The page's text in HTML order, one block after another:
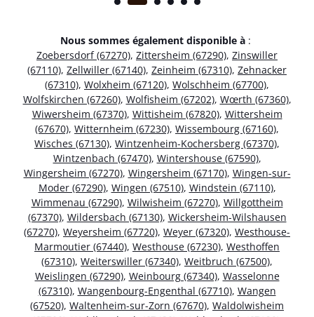
Nous sommes également disponible à :
Zoebersdorf (67270), Zittersheim (67290), Zinswiller
(67110), Zellwiller (67140), Zeinheim (67310), Zehnacker
(67310), Wolxheim (67120), Wolschheim (67700),
Wolfskirchen (67260), Wolfisheim (67202), Wœrth (67360),
Wiwersheim (67370), Wittisheim (67820), Wittersheim
(67670), Witternheim (67230), Wissembourg (67160),
Wisches (67130), Wintzenheim-Kochersberg (67370),
Wintzenbach (67470), Wintershouse (67590),
Wingersheim (67270), Wingersheim (67170), Wingen-sur-
Moder (67290), Wingen (67510), Windstein (67110),
Wimmenau (67290), Wilwisheim (67270), Willgottheim
(67370), Wildersbach (67130), Wickersheim-Wilshausen
(67270), Weyersheim (67720), Weyer (67320), Westhouse-
Marmoutier (67440), Westhouse (67230), Westhoffen
(67310), Weiterswiller (67340), Weitbruch (67500),
Weislingen (67290), Weinbourg (67340), Wasselonne
(67310), Wangenbourg-Engenthal (67710), Wangen
(67520), Waltenheim-sur-Zorn (67670), Waldolwisheim